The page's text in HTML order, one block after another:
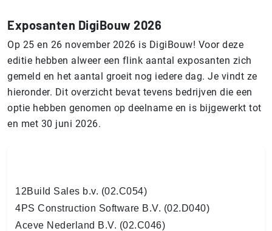
Exposanten DigiBouw 2026
Op 25 en 26 november 2026 is DigiBouw! Voor deze
editie hebben alweer een flink aantal exposanten zich
gemeld en het aantal groeit nog iedere dag. Je vindt ze
hieronder. Dit overzicht bevat tevens bedrijven die een
optie hebben genomen op deelname en is bijgewerkt tot
en met 30 juni 2026.
12Build Sales b.v. (02.C054)
4PS Construction Software B.V. (02.D040)
Aceve Nederland B.V. (02.C046)